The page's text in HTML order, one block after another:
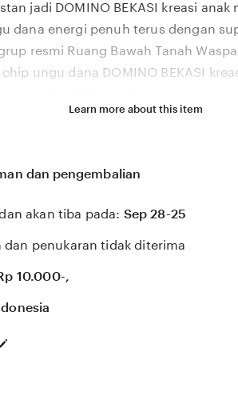
jadi DOMINO BEKASI kreasi
dana energi penuh terus dengan
resmi Ruang Bawah Tanah
ungu dana DOMINO BEKASI
game instan jadi DOMINO BEKASI
BEKASI kreasi anak
terbaik Koleksi chip 10k kuning &
anak memudahkan member
permainan slot di PC suguhkan
penuh terus dari DOMINO
Learn more about this item
dan pengembalian
akan tiba pada: Sep 28-25
dan penukaran tidak diterima
10.000-,